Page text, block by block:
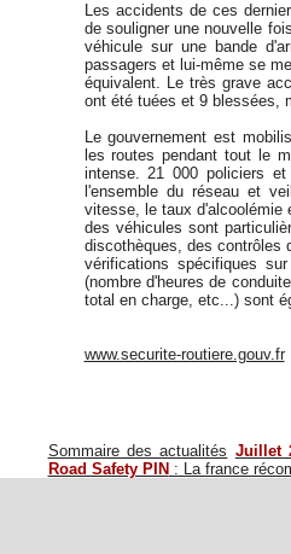
Les accidents de ces
de souligner une nouvelle
véhicule sur une bande
passagers et lui-même se
équivalent. Le très grave
ont été tuées et 9 blessées,
Le gouvernement est
les routes pendant tout le
intense. 21 000 policiers
l'ensemble du réseau et
vitesse, le taux d'alcoolémie
des véhicules sont
discothèques, des contrôles
vérifications spécifiques
(nombre d'heures de
total en charge, etc...) sont
www.securite-routiere.gouv.fr
Sommaire des actualités Juillet
Road Safety PIN : La france